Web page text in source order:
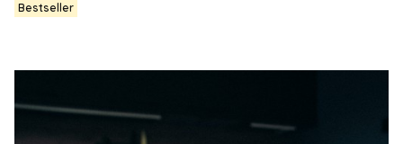
Bestseller